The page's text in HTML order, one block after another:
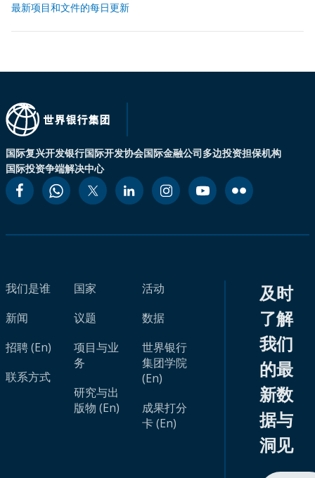
最新项目和文件的每日更新
国际复兴开发银行国际开发协会国际金融公司多边投资担保机构
国际投资争端解决中心
我们是谁
新闻
招聘 (En)
联系方式
国家
议题
项目与业
务
研究与出
版物 (En)
活动
数据
世界银行
集团学院
(En)
成果打分
卡 (En)
及时
了解
我们
的最
新数
据与
洞见